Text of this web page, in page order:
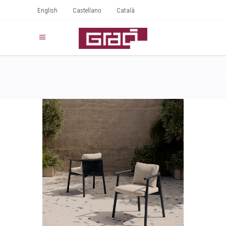
English Castellano Català